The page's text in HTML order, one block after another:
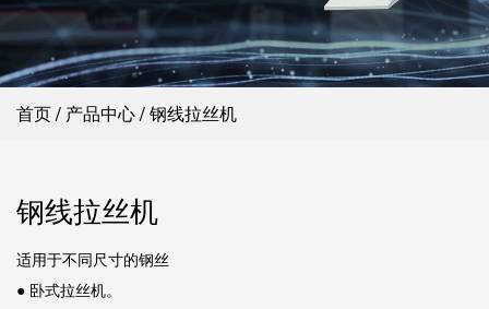
首页 / 产品中心 / 钢线拉丝机
钢线拉丝机
适用于不同尺寸的钢丝
● 卧式拉丝机。